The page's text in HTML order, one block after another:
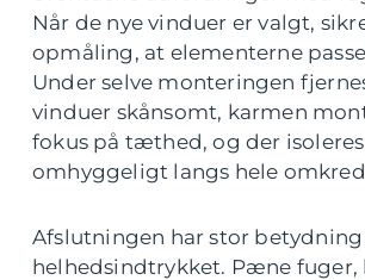
Når de nye vinduer er valgt,
opmåling, at elementerne
Under selve monteringen
vinduer skånsomt, karmen
fokus på tæthed, og der isoleres
omhyggeligt langs hele
Afslutningen har stor
helhedsindtrykket. Pæne fuger,